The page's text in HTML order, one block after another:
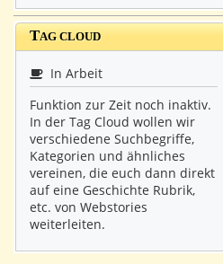
TAG CLOUD
In Arbeit
Funktion zur Zeit noch inaktiv.
In der Tag Cloud wollen wir
verschiedene Suchbegriffe,
Kategorien und ähnliches
vereinen, die euch dann direkt
auf eine Geschichte Rubrik,
etc. von Webstories
weiterleiten.